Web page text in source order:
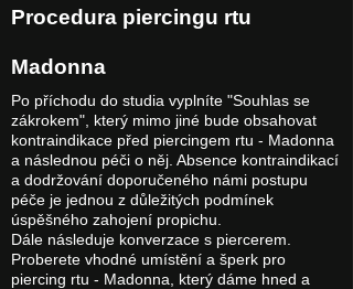
Procedura piercingu rtu
Madonna
Po příchodu do studia vyplníte "Souhlas se
zákrokem", který mimo jiné bude obsahovat
kontraindikace před piercingem rtu - Madonna
a následnou péči o něj. Absence kontraindikací
a dodržování doporučeného námi postupu
péče je jednou z důležitých podmínek
úspěšného zahojení propichu.
Dále následuje konverzace s piercerem.
Proberete vhodné umístění a šperk pro
piercing rtu - Madonna, který dáme hned a